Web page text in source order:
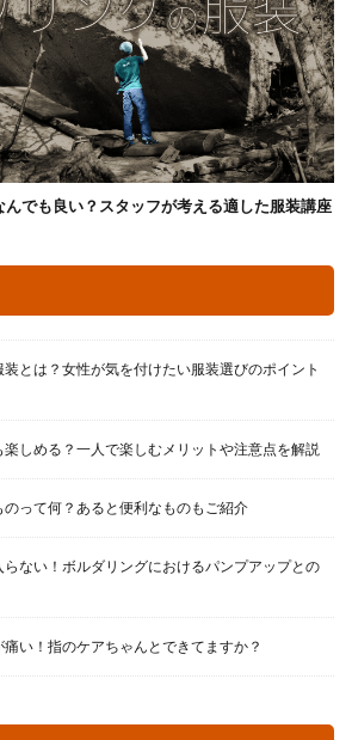
でも良い？スタッフが考える適した服装講座
とは？女性が気を付けたい服装選びのポイント
しめる？一人で楽しむメリットや注意点を解説
って何？あると便利なものもご紹介
ない！ボルダリングにおけるパンプアップとの
い！指のケアちゃんとできてますか？